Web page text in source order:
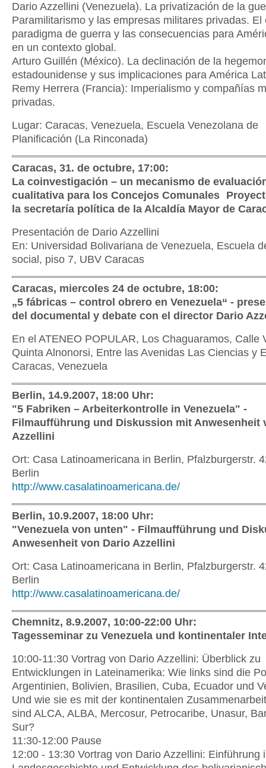
Dario Azzellini (Venezuela). La privatización de la
Paramilitarismo y las empresas militares privadas. El
paradigma de guerra y las consecuencias para
en un contexto global.
Arturo Guillén (México). La declinación de la
estadounidense y sus implicaciones para América
Remy Herrera (Francia): Imperialismo y compañías
privadas.
Lugar: Caracas, Venezuela, Escuela Venezolana de
Planificación (La Rinconada)
Caracas, 31. de octubre, 17:00:
La coinvestigación – un mecanismo de
cualitativa para los Concejos Comunales
la secretaría política de la Alcaldía Mayor de
Presentación de Dario Azzellini
En: Universidad Bolivariana de Venezuela, Escuela
social, piso 7, UBV Caracas
Caracas, miercoles 24 de octubre, 18:00:
„5 fábricas – control obrero en Venezuela“ -
del documental y debate con el director Dario
En el ATENEO POPULAR, Los Chaguaramos, Calle
Quinta Alnonorsi, Entre las Avenidas Las Ciencias y
Caracas, Venezuela
Berlin, 14.9.2007, 18:00 Uhr:
"5 Fabriken – Arbeiterkontrolle in Venezuela" -
Filmaufführung und Diskussion mit Anwesenheit
Azzellini
Ort: Casa Latinoamericana in Berlin, Pfalzburgerstr.
Berlin
http://www.casalatinoamericana.de/
Berlin, 10.9.2007, 18:00 Uhr:
"Venezuela von unten" - Filmaufführung und
Anwesenheit von Dario Azzellini
Ort: Casa Latinoamericana in Berlin, Pfalzburgerstr.
Berlin
http://www.casalatinoamericana.de/
Chemnitz, 8.9.2007, 10:00-22:00 Uhr:
Tagesseminar zu Venezuela und kontinentaler
10:00-11:30 Vortrag von Dario Azzellini: Überblick zu
Entwicklungen in Lateinamerika: Wie links sind die
Argentinien, Bolivien, Brasilien, Cuba, Ecuador und
Und wie sie es mit der kontinentalen
sind ALCA, ALBA, Mercosur, Petrocaribe, Unasur,
Sur?
11:30-12:00 Pause
12:00 - 13:30 Vortrag von Dario Azzellini: Einführung